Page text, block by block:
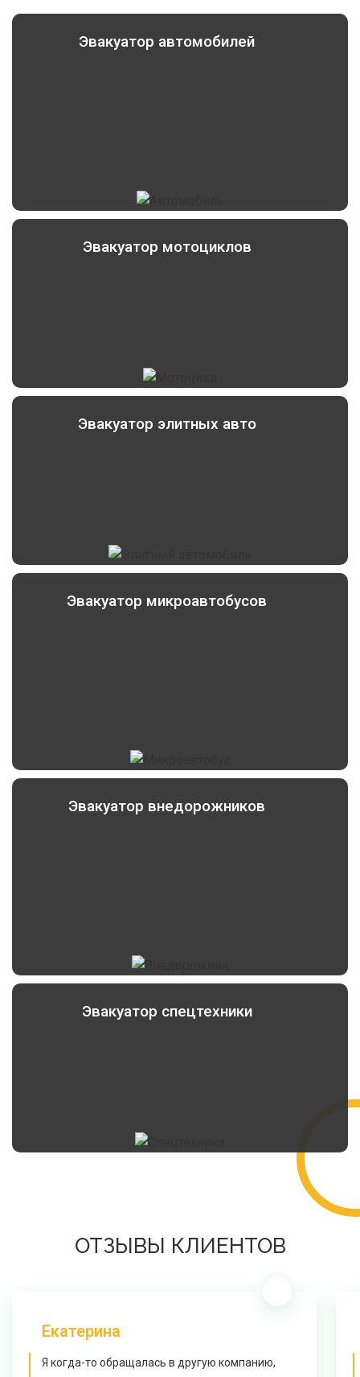
Эвакуатор автомобилей
Эвакуатор мотоциклов
Эвакуатор элитных авто
Эвакуатор микроавтобусов
Эвакуатор внедорожников
Эвакуатор спецтехники
ОТЗЫВЫ КЛИЕНТОВ
Екатерина
Я когда-то обращалась в другую компанию,